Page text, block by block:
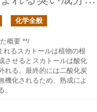
化学全般
概要 **/
れるスカトールは植物の根
させるとスカトールは酸化
れる。最終的には二酸化炭
機化されるため、熟成によ